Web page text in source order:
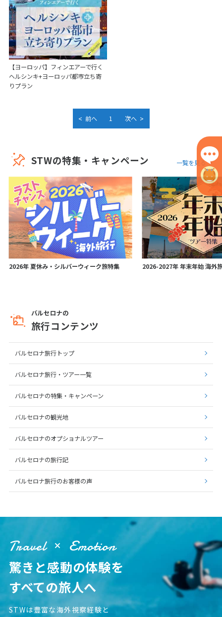
【ヨーロッパ】フィンエアーで行く
ヘルシンキ+ヨーロッパ都市立ち寄
りプラン
< 前へ 1 次へ >
STWの特集・キャンペーン 一覧を見る
2026年 夏休み・シルバーウィーク旅特集 2026-2027年 年末年始 海外
バルセロナの
旅行コンテンツ
バルセロナ旅行トップ
バルセロナ旅行・ツアー一覧
バルセロナの特集・キャンペーン
バルセロナの観光地
バルセロナのオプショナルツアー
バルセロナの旅行記
バルセロナ旅行のお客様の声
Travel Emotion
驚きと感動の体験を
すべての旅人へ
STWは豊富な海外視察経験と